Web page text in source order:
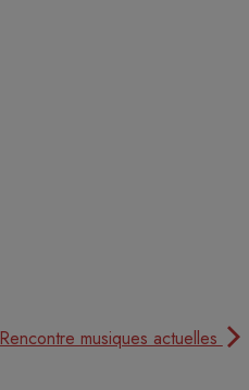
Rencontre musiques actuelles